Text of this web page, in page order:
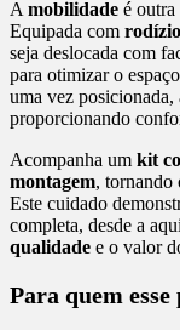
A mobilidade é outra
Equipada com
seja deslocada com
para otimizar o
uma vez posicionada,
proporcionando
Acompanha um kit
montagem, tornando
Este cuidado
completa, desde a
qualidade e o valor
Para quem